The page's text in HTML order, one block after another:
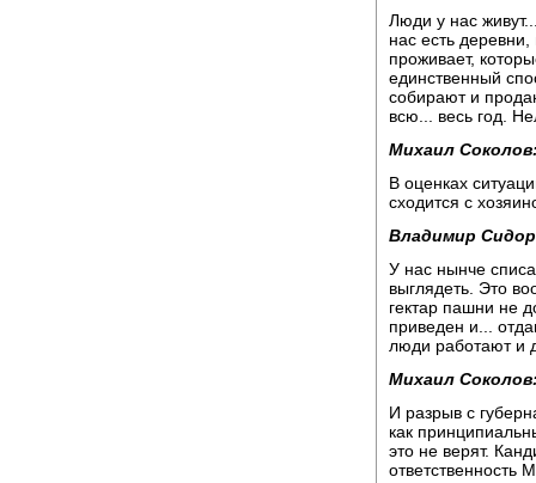
Люди у нас
нас есть
проживает,
единственный
собирают и
всю... весь год.
Михаил
В оценках
сходится с
Владимир
У нас нынче
выглядеть. Это
гектар пашни не
приведен и...
люди работают и
Михаил
И разрыв с
как
это не верят.
ответственность